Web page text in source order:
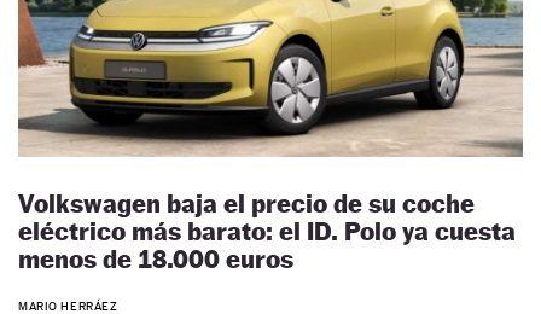
Volkswagen baja el precio de su coche
eléctrico más barato: el ID. Polo ya cuesta
menos de 18.000 euros
MARIO HERRÁEZ